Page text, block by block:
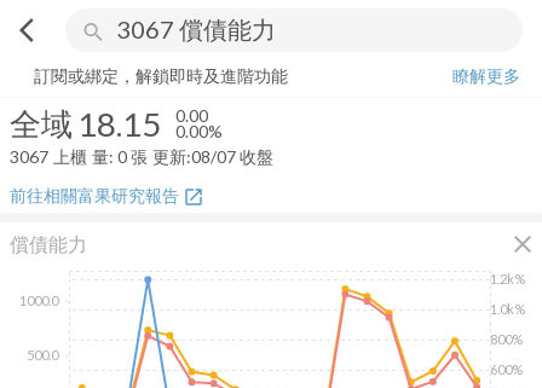
arrow_back_ios search
全域 18.150.00%
訂閱或綁定，解鎖即時及進階功能
瞭解更多
全域 18.15 0.00
0.00%
3067 上櫃 量: 0張 更新:08/07 收盤
前往相關富果研究報告 open_in_new
償債能力 close
600%
800%
1.0k%
1.2k%
500.0
1000.0